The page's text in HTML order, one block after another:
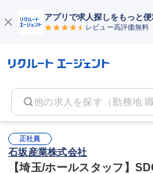
アプリで求人探しをもっと便
レビュー高評価無料
他の求人を探す（勤務地
正社員
石坂産業株式会社
【埼玉/ホールスタッフ】